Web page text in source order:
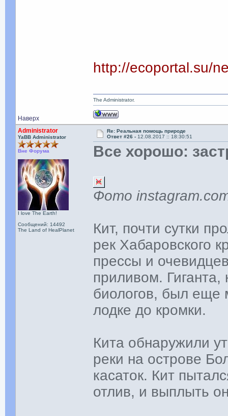
http://ecoportal.su/
Наверх
The Administrator.
Administrator
YaBB Administrator
Вне Форума
I love The Earth!
Сообщений: 14492
The Land of HealPlanet
Re: Реальная помощь природе
Ответ #26 - 12.08.2017 :: 18:30:51
Все хорошо:
Фото
Кит, почти сутки
рек Хабаровского
прессы и
приливом.
биологов, был еще
лодке до кромки.
Кита обнаружили
реки на острове
касаток. Кит
отлив, и выплыть